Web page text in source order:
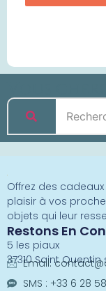
Offrez des
plaisir à vos
objets qui leur
Restons En
5 les piaux
37310 Saint
Email:
SMS : +33 6 28